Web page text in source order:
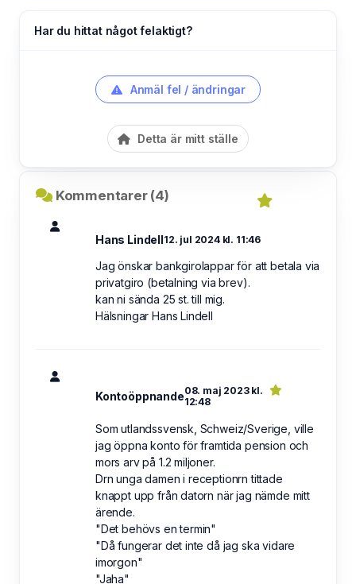
Har du hittat något felaktigt?
Anmäl fel / ändringar
Detta är mitt ställe
Kommentarer (4)
Hans Lindell12. jul 2024 kl. 11:46
Jag önskar bankgirolappar för att betala via
privatgiro (betalning via brev).
kan ni sända 25 st. till mig.
Hälsningar Hans Lindell
Kontoöppnande08. maj 2023 kl.
12:48
Som utlandssvensk, Schweiz/Sverige, ville
jag öppna konto för framtida pension och
mors arv på 1.2 miljoner.
Drn unga damen i receptionrn tittade
knappt upp från datorn när jag nämde mitt
ärende.
"Det behövs en termin"
"Då fungerar det inte då jag ska vidare
imorgon"
"Jaha"